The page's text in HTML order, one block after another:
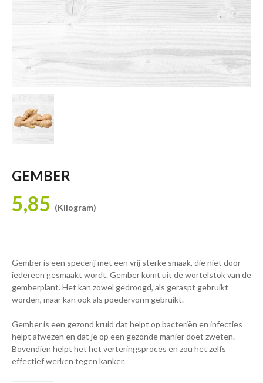
GEMBER
5,85 (Kilogram)
Gember is een specerij met een vrij sterke smaak, die niet door
iedereen gesmaakt wordt. Gember komt uit de wortelstok van de
gemberplant. Het kan zowel gedroogd, als geraspt gebruikt
worden, maar kan ook als poedervorm gebruikt.
Gember is een gezond kruid dat helpt op bacteriën en infecties
helpt afwezen en dat je op een gezonde manier doet zweten.
Bovendien helpt het het verteringsproces en zou het zelfs
effectief werken tegen kanker.